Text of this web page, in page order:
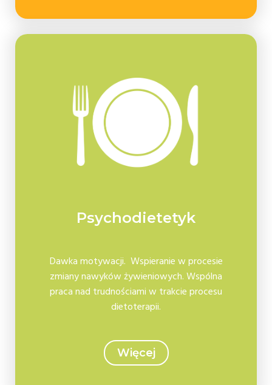
Psychodietetyk
Dawka motywacji. Wspieranie w procesie
zmiany nawyków żywieniowych. Wspólna
praca nad trudnościami w trakcie procesu
dietoterapii.
Więcej